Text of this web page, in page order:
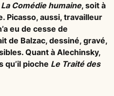
La Comédie humaine, soit à
Picasso, aussi, travailleur
eu de cesse de
de Balzac, dessiné, gravé,
Quant à Alechinsky,
qu’il pioche Le Traité des